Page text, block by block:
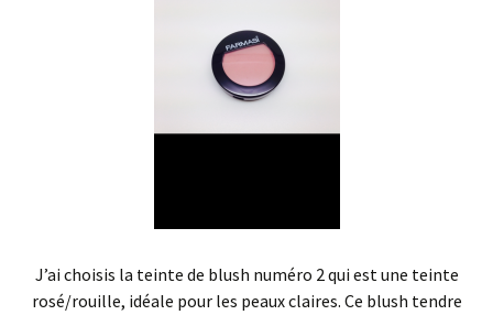
J’ai choisis la teinte de blush numéro 2 qui est une teinte
rosé/rouille, idéale pour les peaux claires. Ce blush tendre